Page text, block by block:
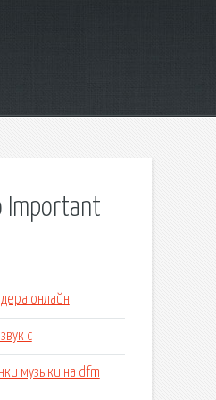
Important
онлайн
с
музыки на dfm